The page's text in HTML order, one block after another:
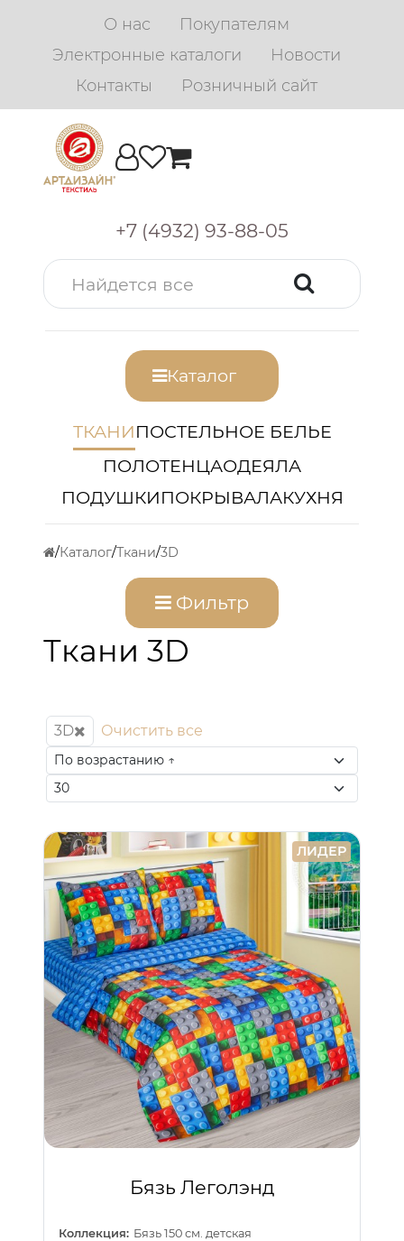
О нас
Покупателям
Электронные каталоги
Новости
Контакты
Розничный сайт
+7 (4932) 93-88-05
Каталог
ТКАНИПОСТЕЛЬНОЕ БЕЛЬЕ
ПОЛОТЕНЦАОДЕЯЛА
ПОДУШКИПОКРЫВАЛАКУХНЯ
Каталог Ткани 3D
Фильтр
Ткани 3D
3D Очистить все
ЛИДЕР
Бязь Леголэнд
Коллекция: Бязь 150 см. детская